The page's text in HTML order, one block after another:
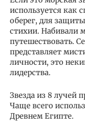
используется как
оберег, для
стихии. Набивали
путешествовать.
представляет
личности, это
лидерства.
Звезда из 8 лучей
Чаще всего
Древнем Египте.